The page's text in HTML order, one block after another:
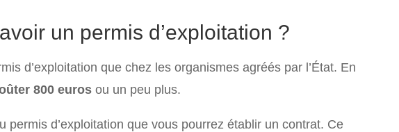
un permis d’exploitation ?
d’exploitation que chez les organismes agréés par l’État. En
800 euros ou un peu plus.
permis d’exploitation que vous pourrez établir un contrat. Ce